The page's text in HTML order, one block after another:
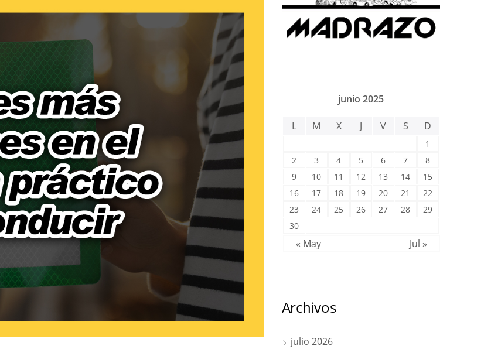
junio 2025
L M X J V S D
1
2
3 4 5 6 7
8
9
10 11 12 13 14
15
16
17 18 19 20 21
22
23
24 25 26 27 28
29
30
« May Jul »
Archivos
julio 2026